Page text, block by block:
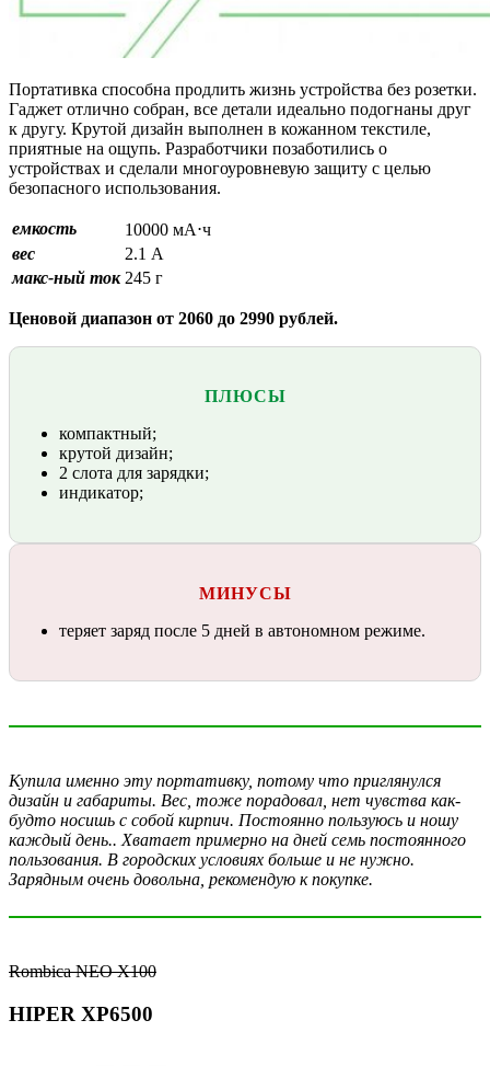
Портативка способна продлить жизнь устройства без розетки.
Гаджет отлично собран, все детали идеально подогнаны друг
к другу. Крутой дизайн выполнен в кожанном текстиле,
приятные на ощупь. Разработчики позаботились о
устройствах и сделали многоуровневую защиту с целью
безопасного использования.
емкость
10000 мА⋅ч
вес
2.1 А
макс-ный ток 245 г
Ценовой диапазон от 2060 до 2990 рублей.
ПЛЮСЫ
компактный;
крутой дизайн;
2 слота для зарядки;
индикатор;
МИНУСЫ
теряет заряд после 5 дней в автономном режиме.
Купила именно эту портативку, потому что приглянулся
дизайн и габариты. Вес, тоже порадовал, нет чувства как-
будто носишь с собой кирпич. Постоянно пользуюсь и ношу
каждый день.. Хватает примерно на дней семь постоянного
пользования. В городских условиях больше и не нужно.
Зарядным очень довольна, рекомендую к покупке.
Rombica NEO X100
HIPER XP6500